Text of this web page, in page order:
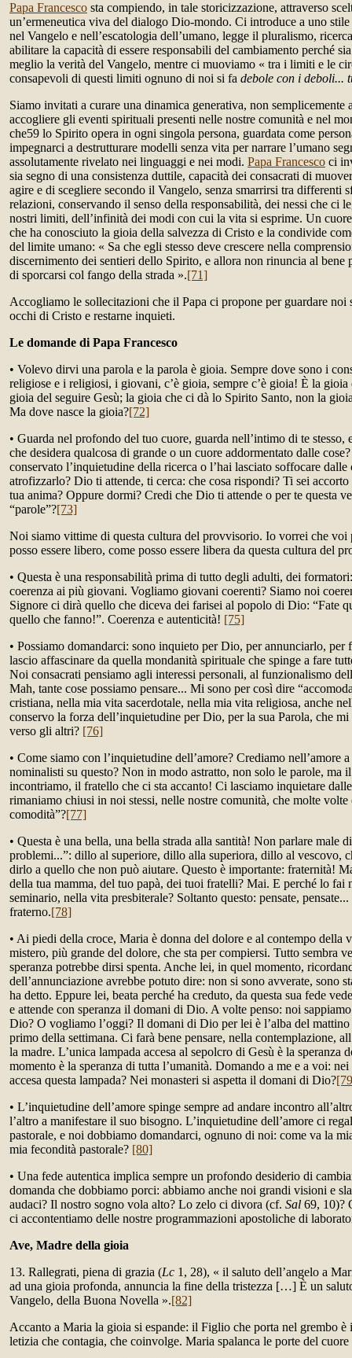
Papa Francesco sta compiendo, in tale storicizzazione, attraverso
un’ermeneutica viva del dialogo Dio-mondo. Ci introduce a uno stile
nel Vangelo e nell’escatologia dell’umano, legge il pluralismo,
abilitare la capacità di essere responsabili del cambiamento perché
meglio la verità del Vangelo, mentre ci muoviamo « tra i limiti e le
consapevoli di questi limiti ognuno di noi si fa debole con i deboli...
Siamo invitati a curare una dinamica generativa, non semplicemente
accogliere gli eventi spirituali presenti nelle nostre comunità e nel
che59 lo Spirito opera in ogni singola persona, guardata come
impegnarci a destrutturare modelli senza vita per narrare l’umano
assolutamente rivelato nei linguaggi e nei modi. Papa Francesco ci
sia segno di una consistenza duttile, capacità dei consacrati di
agire e di scegliere secondo il Vangelo, senza smarrirsi tra differenti
relazioni, conservando il senso della responsabilità, dei nessi che ci
nostri limiti, dell’infinità dei modi con cui la vita si esprime. Un
che ha conosciuto la gioia della salvezza di Cristo e la condivide
del limite umano: « Sa che egli stesso deve crescere nella
discernimento dei sentieri dello Spirito, e allora non rinuncia al bene
di sporcarsi col fango della strada ».[71]
Accogliamo le sollecitazioni che il Papa ci propone per guardare noi
occhi di Cristo e restarne inquieti.
Le domande di Papa Francesco
• Volevo dirvi una parola e la parola è gioia. Sempre dove sono i
religiose e i religiosi, i giovani, c’è gioia, sempre c’è gioia! È la gioia
gioia del seguire Gesù; la gioia che ci dà lo Spirito Santo, non la
Ma dove nasce la gioia?[72]
• Guarda nel profondo del tuo cuore, guarda nell’intimo di te stesso,
che desidera qualcosa di grande o un cuore addormentato dalle
conservato l’inquietudine della ricerca o l’hai lasciato soffocare
atrofizzarlo? Dio ti attende, ti cerca: che cosa rispondi? Ti sei
tua anima? Oppure dormi? Credi che Dio ti attende o per te questa
“parole”?[73]
Noi siamo vittime di questa cultura del provvisorio. Io vorrei che voi
posso essere libero, come posso essere libera da questa cultura del
• Questa è una responsabilità prima di tutto degli adulti, dei
coerenza ai più giovani. Vogliamo giovani coerenti? Siamo noi
Signore ci dirà quello che diceva dei farisei al popolo di Dio: “Fate
quello che fanno!”. Coerenza e autenticità! [75]
• Possiamo domandarci: sono inquieto per Dio, per annunciarlo, per
lascio affascinare da quella mondanità spirituale che spinge a fare
Noi consacrati pensiamo agli interessi personali, al funzionalismo
Mah, tante cose possiamo pensare... Mi sono per così dire
cristiana, nella mia vita sacerdotale, nella mia vita religiosa, anche
conservo la forza dell’inquietudine per Dio, per la sua Parola, che
verso gli altri? [76]
• Come siamo con l’inquietudine dell’amore? Crediamo nell’amore
nominalisti su questo? Non in modo astratto, non solo le parole, ma
incontriamo, il fratello che ci sta accanto! Ci lasciamo inquietare
rimaniamo chiusi in noi stessi, nelle nostre comunità, che molte
comodità”?[77]
• Questa è una bella, una bella strada alla santità! Non parlare male
problemi...”: dillo al superiore, dillo alla superiora, dillo al vescovo,
dirlo a quello che non può aiutare. Questo è importante: fraternità!
della tua mamma, del tuo papà, dei tuoi fratelli? Mai. E perché lo fai
seminario, nella vita presbiterale? Soltanto questo: pensate,
fraterno.[78]
• Ai piedi della croce, Maria è donna del dolore e al contempo della
mistero, più grande del dolore, che sta per compiersi. Tutto sembra
speranza potrebbe dirsi spenta. Anche lei, in quel momento,
dell’annunciazione avrebbe potuto dire: non si sono avverate, sono
ha detto. Eppure lei, beata perché ha creduto, da questa sua fede
e attende con speranza il domani di Dio. A volte penso: noi
Dio? O vogliamo l’oggi? Il domani di Dio per lei è l’alba del
primo della settimana. Ci farà bene pensare, nella contemplazione,
la madre. L’unica lampada accesa al sepolcro di Gesù è la speranza
momento è la speranza di tutta l’umanità. Domando a me e a voi:
accesa questa lampada? Nei monasteri si aspetta il domani di Dio?
• L’inquietudine dell’amore spinge sempre ad andare incontro
l’altro a manifestare il suo bisogno. L’inquietudine dell’amore ci
pastorale, e noi dobbiamo domandarci, ognuno di noi: come va la
mia fecondità pastorale? [80]
• Una fede autentica implica sempre un profondo desiderio di
domanda che dobbiamo porci: abbiamo anche noi grandi visioni e
audaci? Il nostro sogno vola alto? Lo zelo ci divora (cf. Sal 69, 10)?
ci accontentiamo delle nostre programmazioni apostoliche di
Ave, Madre della gioia
13. Rallegrati, piena di grazia (Lc 1, 28), « il saluto dell’angelo a
ad una gioia profonda, annuncia la fine della tristezza […] È un
Vangelo, della Buona Novella ».[82]
Accanto a Maria la gioia si espande: il Figlio che porta nel grembo
letizia che contagia, che coinvolge. Maria spalanca le porte del